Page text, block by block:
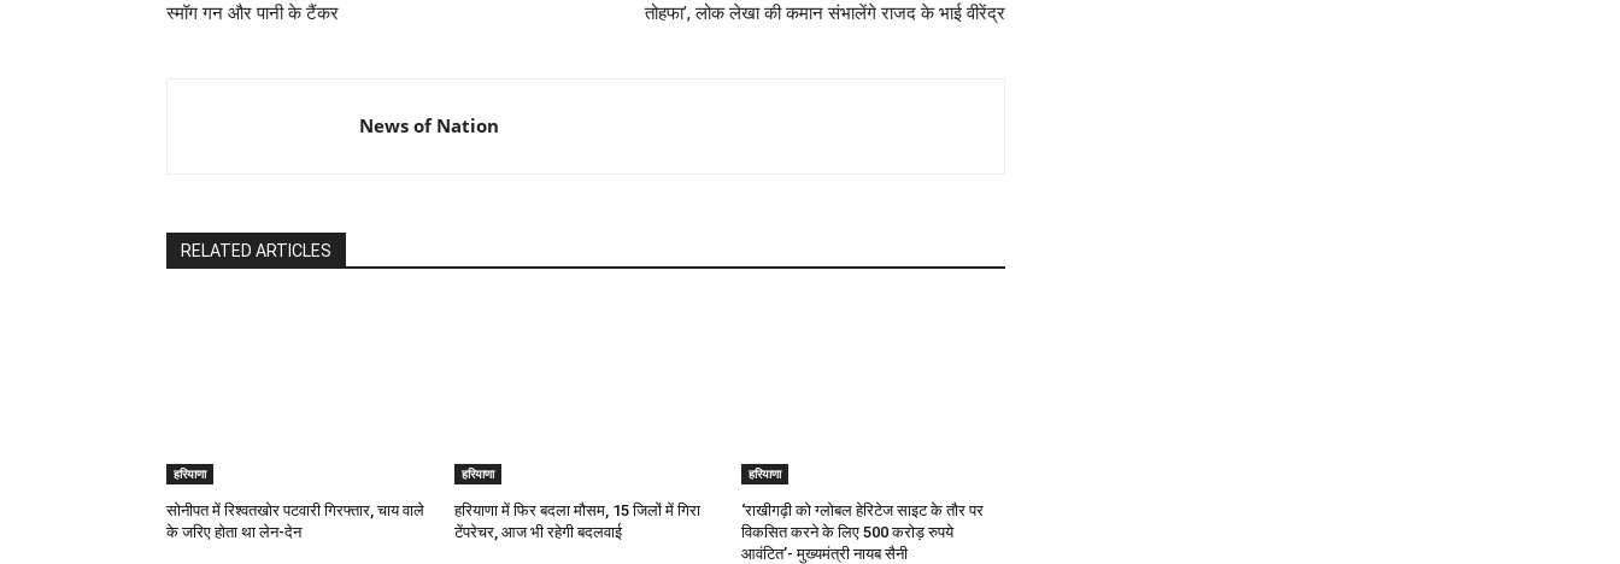
स्मॉग गन और पानी के टैंकर
तोहफा’, लोक लेखा की कमान संभालेंगे राजद के भाई वीरेंद्र
News of Nation
RELATED ARTICLES
हरियाणा
सोनीपत में रिश्वतखोर पटवारी गिरफ्तार, चाय वाले
के जरिए होता था लेन-देन
हरियाणा
हरियाणा में फिर बदला मौसम, 15 जिलों में गिरा
टेंपरेचर, आज भी रहेगी बदलवाई
हरियाणा
‘राखीगढ़ी को ग्लोबल हेरिटेज साइट के तौर पर
विकसित करने के लिए 500 करोड़ रुपये
आवंटित’- मुख्यमंत्री नायब सैनी